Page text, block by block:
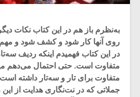
به‌نظرم باز هم در این کتاب نکات
روی آنها کار شود و کشف شود و
در این کتاب فهمیدم اینکه ردیف
متفاوت است. حتی احتمال می‌دهم
متفاوت برای تار و سه‌تار داشته
جملاتی که در نت‌نگاری هدایت از